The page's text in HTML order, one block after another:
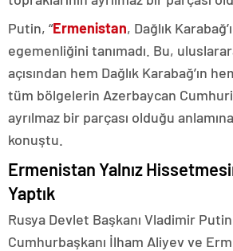
Putin, “Ermenistan, Dağlık
egemenliğini tanımadı. Bu,
açısından hem Dağlık Karabağ’ın
tüm bölgelerin Azerbaycan
ayrılmaz bir parçası olduğu
konuştu.
Ermenistan Yalnız
Yaptık
Rusya Devlet Başkanı Vladimir
Cumhurbaşkanı İlham Aliyev ve